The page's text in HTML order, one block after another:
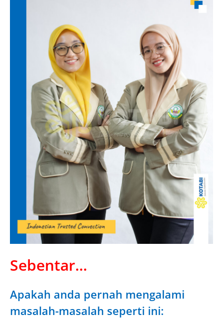
Sebentar...
Apakah anda pernah mengalami
masalah-masalah seperti ini: